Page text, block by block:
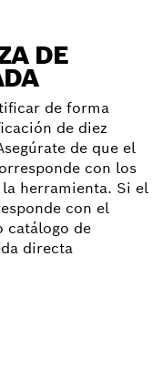
DE
de forma
de diez
de que el
con los
herramienta. Si el
con el
catálogo de
directa